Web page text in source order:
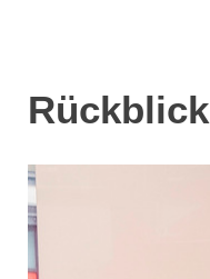
Rückblick